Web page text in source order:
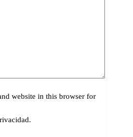
website in this browser for